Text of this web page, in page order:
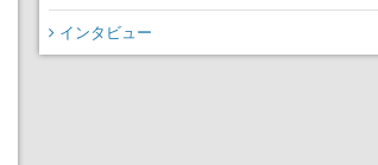
インタビュー